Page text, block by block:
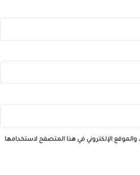
والموقع الإلكتروني في هذا المتصفح لاستخدامها